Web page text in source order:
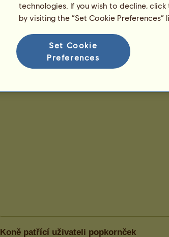
0 6 37 107
Prezentace
Koně patřící uživateli popkornček
technologies. If you wish to decline,
by visiting the “Set Cookie
Set Cookie
Preferences